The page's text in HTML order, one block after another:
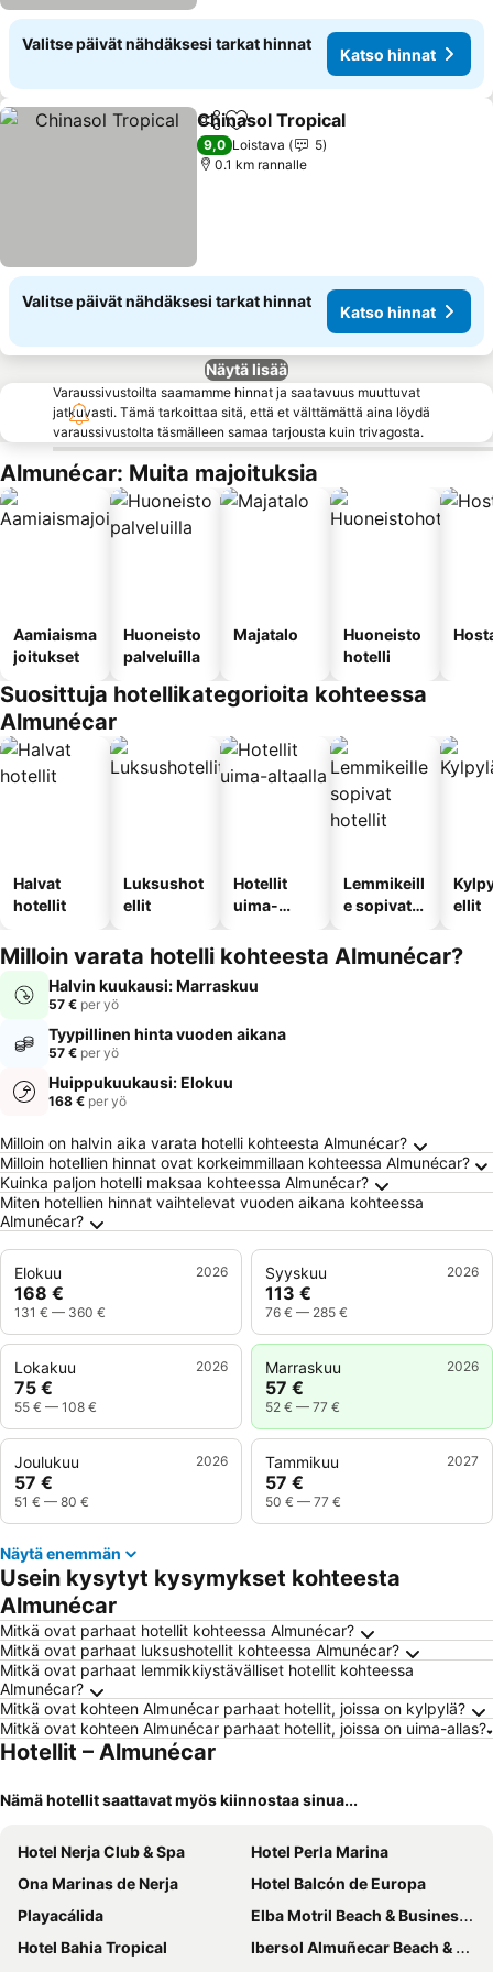
Valitse päivät nähdäksesi tarkat hinnat
Katso hinnat
Jaa Lisää suosikkeihin
Chinasol Tropical
9,0 Loistava
5
0.1 km rannalle
Valitse päivät nähdäksesi tarkat hinnat
Katso hinnat
Näytä lisää
Varaussivustoilta saamamme hinnat ja saatavuus muuttuvat
jatkuvasti. Tämä tarkoittaa sitä, että et välttämättä aina löydä
varaussivustolta täsmälleen samaa tarjousta kuin trivagosta.
Almunécar: Muita majoituksia
Aamiaisma
joitukset
Huoneisto
palveluilla
Majatalo
Huoneisto
hotelli
Suosittuja hotellikategorioita kohteessa
Almunécar
Halvat
hotellit
Luksushot
ellit
Hotellit
uima-
Lemmikeill
e sopivat
ellit
Milloin varata hotelli kohteesta Almunécar?
Halvin kuukausi: Marraskuu
57 € per yö
Tyypillinen hinta vuoden aikana
57 € per yö
Huippukuukausi: Elokuu
168 € per yö
Usein kysytyt kysymykset kohteesta
Milloin on halvin aika varata hotelli kohteesta Almunécar?
Milloin hotellien hinnat ovat korkeimmillaan kohteessa Almunécar?
Kuinka paljon hotelli maksaa kohteessa Almunécar?
Miten hotellien hinnat vaihtelevat vuoden aikana kohteessa
Almunécar?
Elokuu 2026
168 €
131 € — 360 €
Syyskuu 2026
113 €
76 € — 285 €
Lokakuu 2026
75 €
55 € — 108 €
Marraskuu 2026
57 €
52 € — 77 €
Joulukuu 2026
57 €
51 € — 80 €
Tammikuu 2027
57 €
50 € — 77 €
Näytä enemmän
Usein kysytyt kysymykset kohteesta
Almunécar
Mitkä ovat parhaat hotellit kohteessa Almunécar?
Mitkä ovat parhaat luksushotellit kohteessa Almunécar?
Mitkä ovat parhaat lemmikkiystävälliset hotellit kohteessa
Almunécar?
Mitkä ovat kohteen Almunécar parhaat hotellit, joissa on kylpylä?
Mitkä ovat kohteen Almunécar parhaat hotellit, joissa on uima-allas?
Hotellit – Almunécar
Nämä hotellit saattavat myös kiinnostaa sinua...
Hotel Nerja Club & Spa
Hotel Perla Marina
Ona Marinas de Nerja
Hotel Balcón de Europa
Playacálida
Elba Motril Beach & Business Hotel
Hotel Bahia Tropical
Ibersol Almuñecar Beach & Spa Hotel